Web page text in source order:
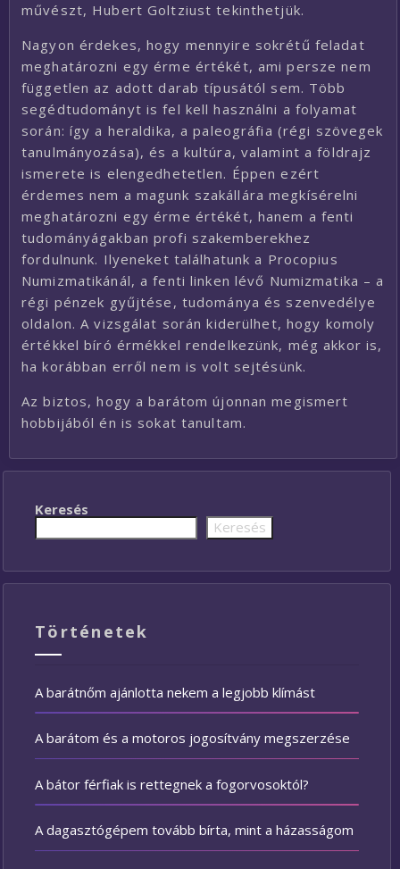
művészt, Hubert Goltziust tekinthetjük.
Nagyon érdekes, hogy mennyire sokrétű feladat
meghatározni egy érme értékét, ami persze nem
független az adott darab típusától sem. Több
segédtudományt is fel kell használni a folyamat
során: így a heraldika, a paleográfia (régi szövegek
tanulmányozása), és a kultúra, valamint a földrajz
ismerete is elengedhetetlen. Éppen ezért
érdemes nem a magunk szakállára megkísérelni
meghatározni egy érme értékét, hanem a fenti
tudományágakban profi szakemberekhez
fordulnunk. Ilyeneket találhatunk a Procopius
Numizmatikánál, a fenti linken lévő Numizmatika – a
régi pénzek gyűjtése, tudománya és szenvedélye
oldalon. A vizsgálat során kiderülhet, hogy komoly
értékkel bíró érmékkel rendelkezünk, még akkor is,
ha korábban erről nem is volt sejtésünk.
Az biztos, hogy a barátom újonnan megismert
hobbijából én is sokat tanultam.
Keresés
Keresés
Történetek
A barátnőm ajánlotta nekem a legjobb klímást
A barátom és a motoros jogosítvány megszerzése
A bátor férfiak is rettegnek a fogorvosoktól?
A dagasztógépem tovább bírta, mint a házasságom